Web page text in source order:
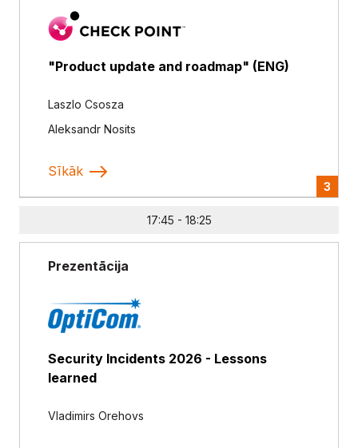
"Product update and roadmap" (ENG)
Laszlo Csosza
Aleksandr Nosits
Sīkāk
3
17:45 - 18:25
Prezentācija
Security Incidents 2026 - Lessons
learned
Vladimirs Orehovs